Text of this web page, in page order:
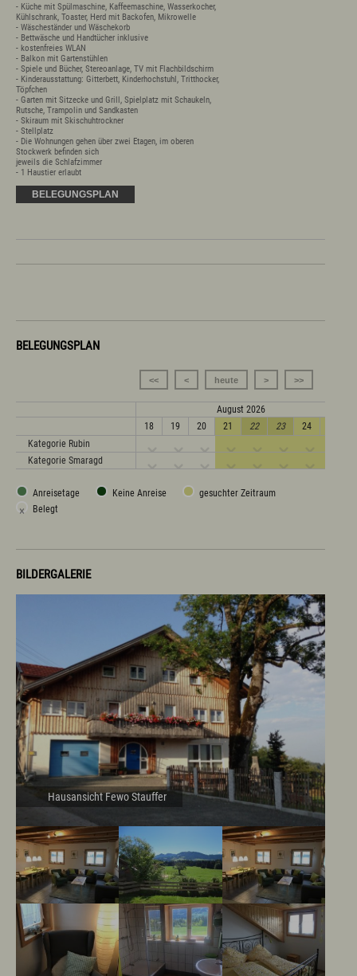
- Küche mit Spülmaschine, Kaffeemaschine, Wasserkocher,
Kühlschrank, Toaster, Herd mit Backofen, Mikrowelle
- Wäscheständer und Wäschekorb
- Bettwäsche und Handtücher inklusive
- kostenfreies WLAN
- Balkon mit Gartenstühlen
- Spiele und Bücher, Stereoanlage, TV mit Flachbildschirm
- Kinderausstattung: Gitterbett, Kinderhochstuhl, Tritthocker,
Töpfchen
- Garten mit Sitzecke und Grill, Spielplatz mit Schaukeln,
Rutsche, Trampolin und Sandkasten
- Skiraum mit Skischuhtrockner
- Stellplatz
- Die Wohnungen gehen über zwei Etagen, im oberen
Stockwerk befinden sich
jeweils die Schlafzimmer
- 1 Haustier erlaubt
BELEGUNGSPLAN
BELEGUNGSPLAN
<< < heute > >>
August 2026
18
19 20 21 22 23 24
Kategorie Rubin
Kategorie Smaragd
Anreisetage Keine Anreise gesuchter Zeitraum
× Belegt
BILDERGALERIE
Hausansicht Fewo Stauffer